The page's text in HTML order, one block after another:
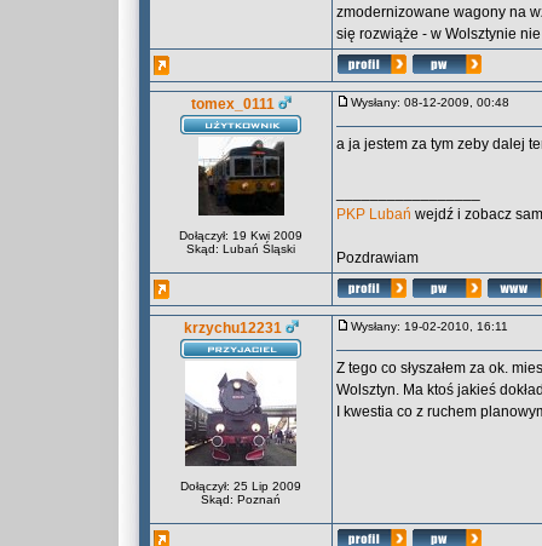
zmodernizowane wagony na
się rozwiąże - w Wolsztynie
tomex_0111
Dołączył: 19 Kwi 2009
Skąd: Lubań Śląski
Wysłany: 08-12-2009, 00:48
a ja jestem za tym zeby dalej
PKP Lubań wejdź i zobacz
Pozdrawiam
krzychu12231
Dołączył: 25 Lip 2009
Skąd: Poznań
Wysłany: 19-02-2010, 16:11
Z tego co słyszałem za ok.
Wolsztyn. Ma ktoś jakieś
I kwestia co z ruchem